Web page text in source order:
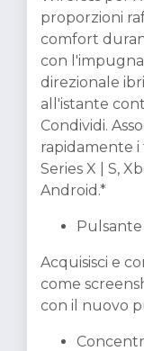
proporzioni
comfort
con
direzionale
all'istante
Condividi.
rapidamente i
Series X | S,
Android.*
Acquisisci e
come
con il nuovo